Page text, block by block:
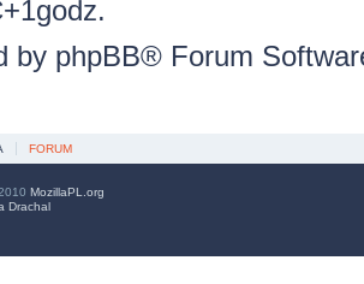
by phpBB® Forum
FORUM
MozillaPL.org
Drachal